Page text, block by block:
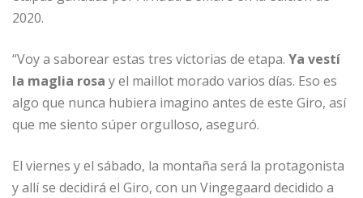
2020.
“Voy a saborear estas tres victorias de etapa. Ya vestí
la maglia rosa y el maillot morado varios días. Eso es
algo que nunca hubiera imagino antes de este Giro, así
que me siento súper orgulloso, aseguró.
El viernes y el sábado, la montaña será la protagonista
y allí se decidirá el Giro, con un Vingegaard decidido a